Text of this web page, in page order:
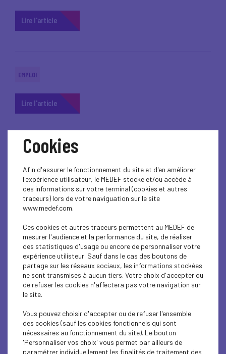
Lire l'article
EMPLOI
Lire l'article
Lire l'article
ECONOMY
Lire l'article
INTERNATIONAL - EUROPE
Lire l'article
Cookies
Afin d'assurer le fonctionnement du site et d'en améliorer
l'expérience utilisateur, le MEDEF stocke et/ou accède à
des informations sur votre terminal (cookies et autres
traceurs) lors de votre naviguation sur le site
www.medef.com.
Ces cookies et autres traceurs permettent au MEDEF de
mesurer l'audience et la performance du site, de réaliser
des statistiques d'usage ou encore de personnaliser votre
expérience utilisteur. Sauf dans le cas des boutons de
partage sur les réseaux sociaux, les informations stockées
ne sont transmises à aucun tiers. Votre choix d'accepter ou
de refuser les cookies n'affectera pas votre navigation sur
le site.
Vous pouvez choisir d'accepter ou de refuser l'ensemble
des cookies (sauf les cookies fonctionnels qui sont
nécessaires au fonctionnement du site). Le bouton
'Personnaliser vos choix' vous permet par ailleurs de
paramétrer individuellement les finalités de traitement des